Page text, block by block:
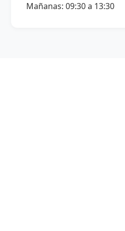
Mañanas: 09:30 a 13:30